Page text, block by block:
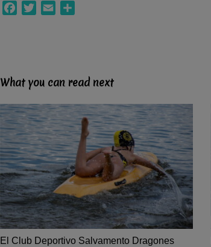
FacebookTwitterEmail
What you can read next
El Club Deportivo Salvamento Dragones